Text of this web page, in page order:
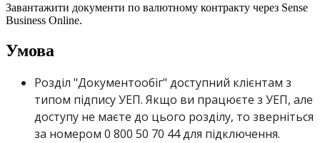
Завантажити документи по валютному контракту через Sense
Business Online.
Умова
Розділ "Документообіг" доступний клієнтам з
типом підписуУЕП. Якщо ви працюєте з УЕП, але
доступу не маєте до цього розділу, то зверніться
за номером 0 800 50 70 44для підключення.